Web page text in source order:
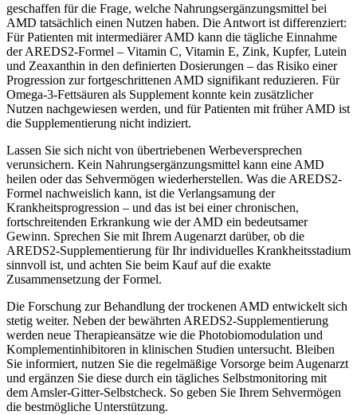
geschaffen für die Frage, welche Nahrungsergänzungsmittel bei
AMD tatsächlich einen Nutzen haben. Die Antwort ist differenziert:
Für Patienten mit intermediärer AMD kann die tägliche Einnahme
der AREDS2-Formel – Vitamin C, Vitamin E, Zink, Kupfer, Lutein
und Zeaxanthin in den definierten Dosierungen – das Risiko einer
Progression zur fortgeschrittenen AMD signifikant reduzieren. Für
Omega-3-Fettsäuren als Supplement konnte kein zusätzlicher
Nutzen nachgewiesen werden, und für Patienten mit früher AMD ist
die Supplementierung nicht indiziert.
Lassen Sie sich nicht von übertriebenen Werbeversprechen
verunsichern. Kein Nahrungsergänzungsmittel kann eine AMD
heilen oder das Sehvermögen wiederherstellen. Was die AREDS2-
Formel nachweislich kann, ist die Verlangsamung der
Krankheitsprogression – und das ist bei einer chronischen,
fortschreitenden Erkrankung wie der AMD ein bedeutsamer
Gewinn. Sprechen Sie mit Ihrem Augenarzt darüber, ob die
AREDS2-Supplementierung für Ihr individuelles Krankheitsstadium
sinnvoll ist, und achten Sie beim Kauf auf die exakte
Zusammensetzung der Formel.
Die Forschung zur Behandlung der trockenen AMD entwickelt sich
stetig weiter. Neben der bewährten AREDS2-Supplementierung
werden neue Therapieansätze wie die Photobiomodulation und
Komplementinhibitoren in klinischen Studien untersucht. Bleiben
Sie informiert, nutzen Sie die regelmäßige Vorsorge beim Augenarzt
und ergänzen Sie diese durch ein tägliches Selbstmonitoring mit
dem Amsler-Gitter-Selbstcheck. So geben Sie Ihrem Sehvermögen
die bestmögliche Unterstützung.